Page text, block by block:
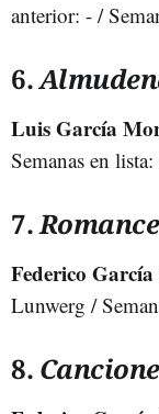
anterior: - /
6.
Luis García
Semanas en
7.
Federico
Lunwerg /
8.